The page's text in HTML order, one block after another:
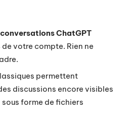
ChatGPT
votre compte. Rien ne
permettent
discussions encore visibles
forme de fichiers